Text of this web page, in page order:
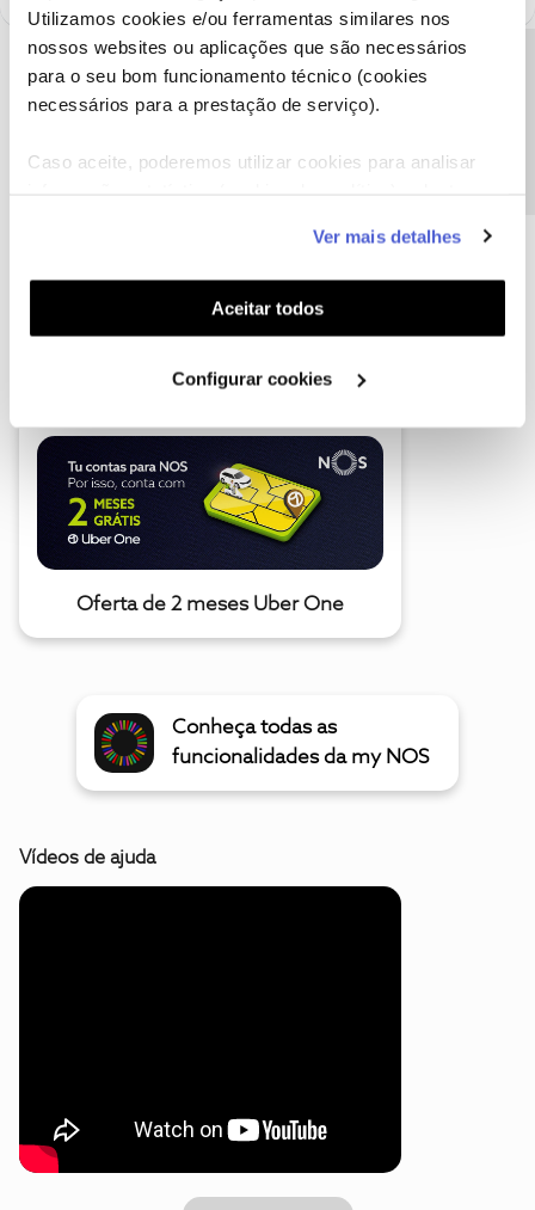
Utilizamos cookies e/ou ferramentas similares nos
nossos websites ou aplicações que são necessários
para o seu bom funcionamento técnico (cookies
necessários para a prestação de serviço).
Caso aceite, poderemos utilizar cookies para analisar
funcionalidades (cookies de personalização e
funcionalidade) e adaptar anúncios aos seus interesses
(cookies de publicidade personalizada). Pode gerir a
utilização dos cookies clicando em "Configurar
Ver mais detalhes
Aceitar todos
Configurar cookies
A poupança que COMBINA
Oferta de 2 meses Uber One
Conheça todas as
funcionalidades da my NOS
Vídeos de ajuda